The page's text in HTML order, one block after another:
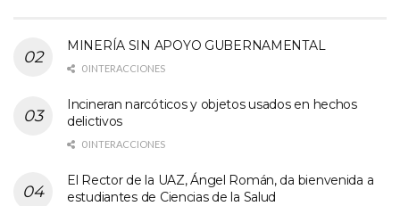
MINERÍA SIN APOYO GUBERNAMENTAL
0 INTERACCIONES
Incineran narcóticos y objetos usados en hechos
delictivos
0 INTERACCIONES
El Rector de la UAZ, Ángel Román, da bienvenida a
estudiantes de Ciencias de la Salud